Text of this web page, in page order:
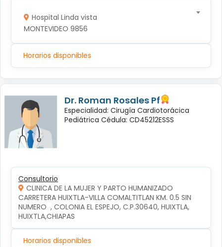
Hospital Linda vista
MONTEVIDEO 9856
Horarios disponibles
Dr. Roman Rosales Pf
Especialidad: Cirugía Cardiotorácica
Pediátrica Cédula: CD45212ESSS
Consultorio
CLINICA DE LA MUJER Y PARTO HUMANIZADO
CARRETERA HUIXTLA-VILLA COMALTITLAN KM. 0.5 SIN
NUMERO  , COLONIA EL ESPEJO, C.P.30640, HUIXTLA,
HUIXTLA,CHIAPAS
Horarios disponibles